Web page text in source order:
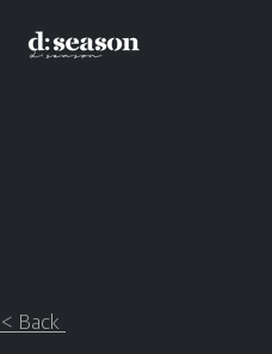
< Back